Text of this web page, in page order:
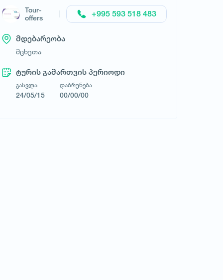
Tour-
offers
+995 593 518 483
მდებარეობა
მცხეთა
ტურის გამართვის პერიოდი
გასვლა
24/05/15
დაბრუნება
00/00/00